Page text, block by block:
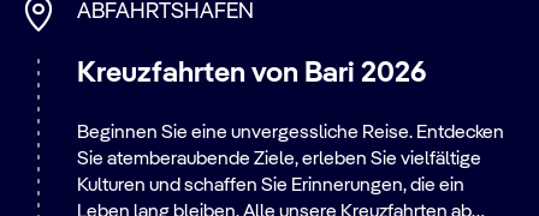
ABFAHRTSHAFEN
Kreuzfahrten von Bari 2026
Beginnen Sie eine unvergessliche Reise. Entdecken
Sie atemberaubende Ziele, erleben Sie vielfältige
Kulturen und schaffen Sie Erinnerungen, die ein